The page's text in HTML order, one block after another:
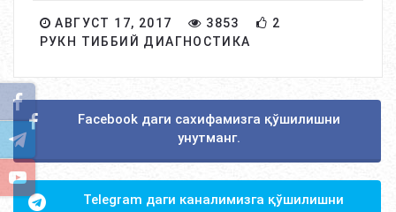
АВГУСТ 17, 2017 3853
2
РУКН ТИББИЙ ДИАГНОСТИКА
Facebook даги сахифамизга қўшилишни
унутманг.
Telegram даги каналимизга қўшилишни